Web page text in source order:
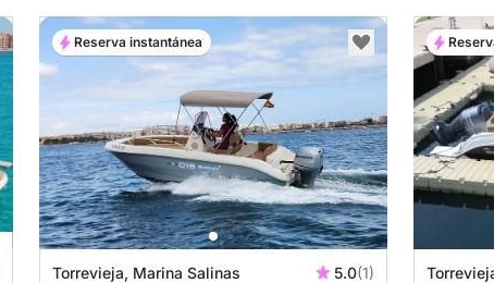
Torrevieja, Marina Salinas 5.0(1)
Reserva instantánea